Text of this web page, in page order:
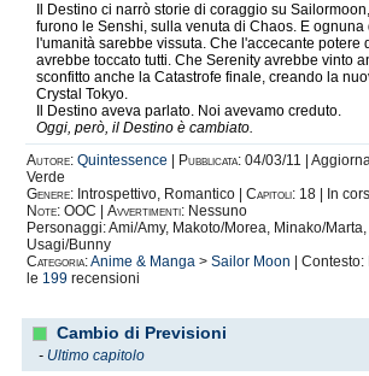
Il Destino ci narrò storie di coraggio su
furono le Senshi, sulla venuta di Chaos. E ognuna
l'umanità sarebbe vissuta. Che l'accecante potere
avrebbe toccato tutti. Che Serenity avrebbe vinto
sconfitto anche la Catastrofe finale, creando la
Crystal Tokyo.
Il Destino aveva parlato. Noi avevamo creduto.
Oggi, però, il Destino è cambiato.
Autore: Quintessence Pubblicata: 04/03/11 |
Verde
Genere: Introspettivo, Romantico | Capitoli: 18 | In
Note: OOC | Avvertimenti: Nessuno
Personaggi: Ami/Amy, Makoto/Morea, Minako/
Usagi/Bunny
Categoria:Anime & Manga > Sailor Moon |
le 199 recensioni
Cambio di Previsioni
- Ultimo capitolo